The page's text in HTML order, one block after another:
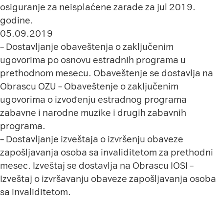
osiguranje za neisplaćene zarade za jul 2019.
godine.
05.09.2019
– Dostavljanje obaveštenja o zaključenim
ugovorima po osnovu estradnih programa u
prethodnom mesecu. Obaveštenje se dostavlja na
Obrascu OZU – Obaveštenje o zaključenim
ugovorima o izvođenju estradnog programa
zabavne i narodne muzike i drugih zabavnih
programa.
– Dostavljanje izveštaja o izvršenju obaveze
zapošljavanja osoba sa invaliditetom za prethodni
mesec. Izveštaj se dostavlja na Obrascu IOSI –
Izveštaj o izvršavanju obaveze zapošljavanja osoba
sa invaliditetom.